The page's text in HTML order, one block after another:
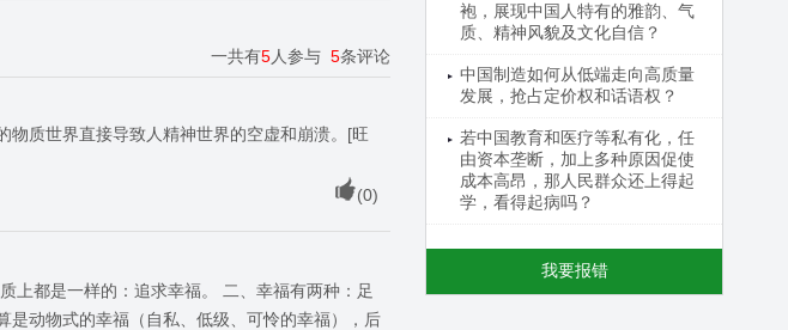
一共有5人参与5条评论
物质世界直接导致人精神世界的空虚和崩溃。[旺
(0)
上都是一样的：追求幸福。 二、幸福有两种：足
是动物式的幸福（自私、低级、可怜的幸福），后
袍，展现中国人特有的雅韵、气
质、精神风貌及文化自信？
中国制造如何从低端走向高质量
发展，抢占定价权和话语权？
若中国教育和医疗等私有化，任
由资本垄断，加上多种原因促使
成本高昂，那人民群众还上得起
学，看得起病吗？
我要报错